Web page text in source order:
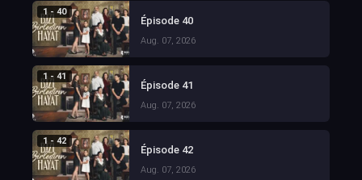
1 - 40
Épisode 40
Aug. 07, 2026
1 - 41
Épisode 41
Aug. 07, 2026
1 - 42
Épisode 42
Aug. 07, 2026